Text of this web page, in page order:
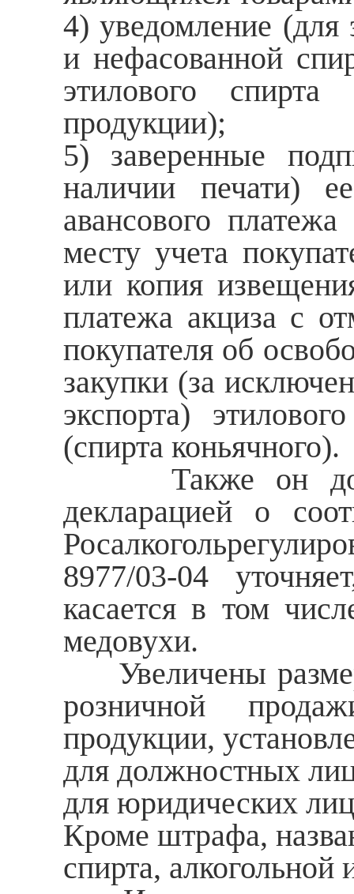
4) уведомление (для
и нефасованной
этилового
продукции);
5) заверенные
наличии печати)
авансового
месту учета
или копия
платежа акциза с
покупателя об
закупки (за
экспорта)
(спирта коньячного).
Также он
декларацией о
8977/03-04
касается в том
медовухи.
Увеличены
розничной
продукции,
для должностных
для юридических
Кроме штрафа,
спирта,